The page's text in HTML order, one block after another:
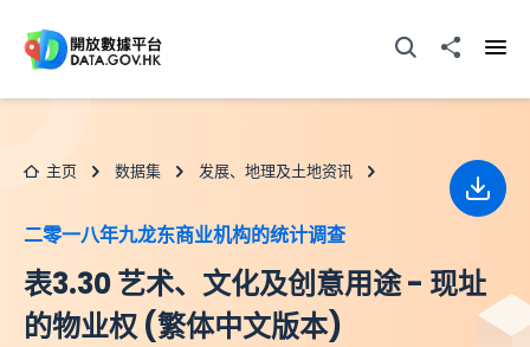
打开搜寻器分享至
主页 数据集 发展、地理及土地资讯
二零一八年九龙东商业机构的统计调查
表3.30 艺术、文化及创意用途 - 现址
的物业权 (繁体中文版本)
下载